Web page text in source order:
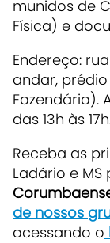
munidos de
Física) e
Endereço:
andar,
Fazendária).
das 13h às
Receba as
Ladário e
de nossos
acessando o